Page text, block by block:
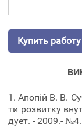
Купить работу
1. Апопій В. В.
ти розвитку
дует. - 2009.-